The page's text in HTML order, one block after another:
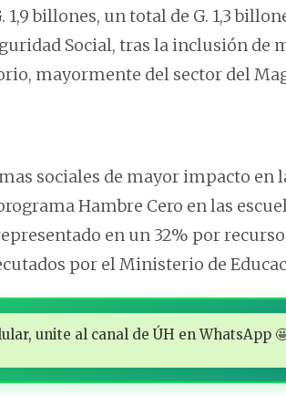
billones, un total de G. 1,3
Social, tras la inclusión de
mayormente del sector del
sociales de mayor impacto en
Hambre Cero en las
en un 32% por
por el Ministerio de
unite al canal de ÚH en WhatsApp